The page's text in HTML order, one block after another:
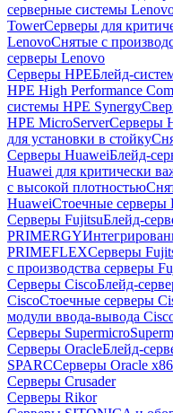
серверные системы
TowerСерверы для
LenovoСнятые с
серверы Lenovo
Серверы HPEБлейд-
HPE High Performance
системы HPE Synergy
HPE MicroServerСерверы
для установки в стойку
Серверы HuaweiБлейд-
Huawei для критически
с высокой плотностью
HuaweiСтоечные серверы
Серверы FujitsuБлейд-
PRIMERGY
PRIMEFLEXСерверы
с производства серверы
Серверы CiscoБлейд-
CiscoСтоечные серверы
модули ввода-вывода
Серверы Supermicro
Серверы OracleБлейд-
SPARCСерверы Oracle x86
Серверы Crusader
Серверы Rikor